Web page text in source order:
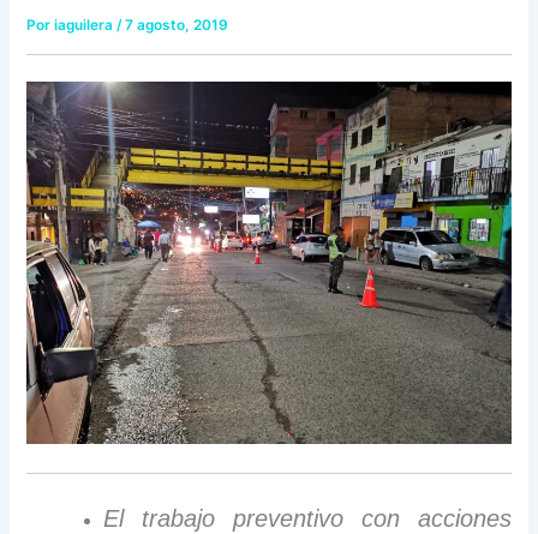
Poriaguilera/7 agosto, 2019
El trabajo preventivo con acciones